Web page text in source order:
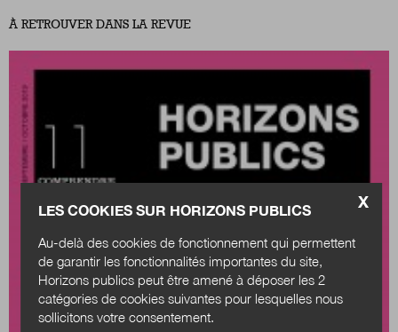
À RETROUVER DANS LA REVUE
X
LES COOKIES SUR HORIZONS PUBLICS
Au-delà des cookies de fonctionnement qui permettent
de garantir les fonctionnalités importantes du site,
Horizons publics peut être amené à déposer les 2
catégories de cookies suivantes pour lesquelles nous
sollicitons votre consentement.